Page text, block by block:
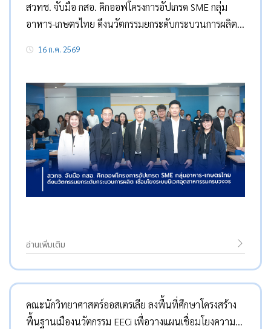
สวทช. จับมือ กสอ. คิกออฟโครงการอัปเกรด SME กลุ่ม
อาหาร-เกษตรไทย ดึงนวัตกรรมยกระดับกระบวนการผลิต
16 ก.ค. 2569
อ่านเพิ่มเติม
คณะนักวิทยาศาสตร์ออสเตรเลีย ลงพื้นที่ศึกษาโครงสร้าง
พื้นฐานเมืองนวัตกรรม EECi เพื่อวางแผนเชื่อมโยงความ